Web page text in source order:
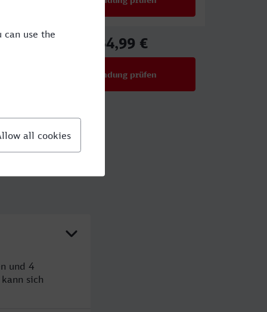
34,99 €
Verbindung prüfen
und 4
sich